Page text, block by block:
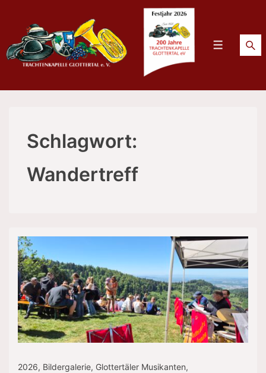
Inhalt
Menü
Schlagwort:
Wandertreff
2026, Bildergalerie, Glottertäler Musikanten,